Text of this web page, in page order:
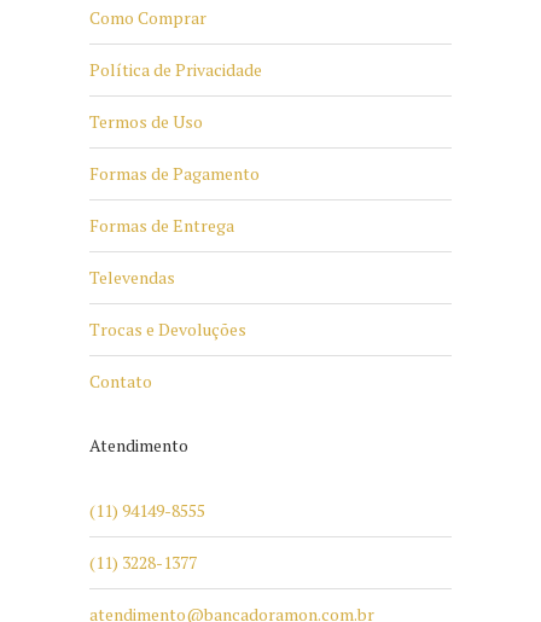
Como Comprar
Política de Privacidade
Termos de Uso
Formas de Pagamento
Formas de Entrega
Televendas
Trocas e Devoluções
Contato
Atendimento
(11) 94149-8555
(11) 3228-1377
atendimento@bancadoramon.com.br